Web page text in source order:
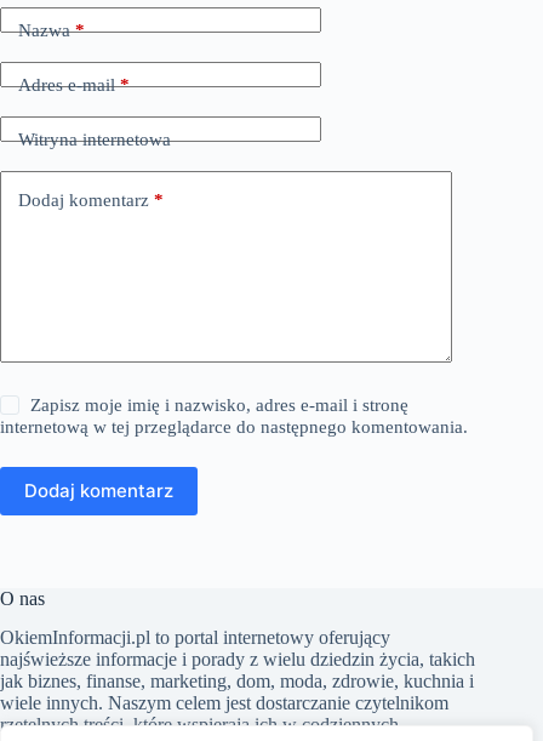
Nazwa*
Adres e-mail*
Witryna internetowa
Dodaj komentarz *
Zapisz moje imię i nazwisko, adres e-mail i stronę
internetową w tej przeglądarce do następnego komentowania.
Dodaj komentarz
O nas
​OkiemInformacji.pl to portal internetowy oferujący
najświeższe informacje i porady z wielu dziedzin życia, takich
jak biznes, finanse, marketing, dom, moda, zdrowie, kuchnia i
wiele innych. Naszym celem jest dostarczanie czytelnikom
rzetelnych treści, które wspierają ich w codziennych